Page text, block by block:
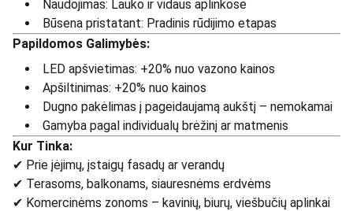
Naudojimas: Lauko ir vidaus aplinkose
Būsena pristatant: Pradinis rūdijimo etapas
Papildomos Galimybės:
LED apšvietimas: +20% nuo vazono kainos
Apšiltinimas: +20% nuo kainos
Dugno pakėlimas į pageidaujamą aukštį – nemokamai
Gamyba pagal individualų brėžinį ar matmenis
Kur Tinka:
✔ Prie įėjimų, įstaigų fasadų ar verandų
✔ Terasoms, balkonams, siauresnėms erdvėms
✔ Komercinėms zonoms – kavinių, biurų, viešbučių aplinkai